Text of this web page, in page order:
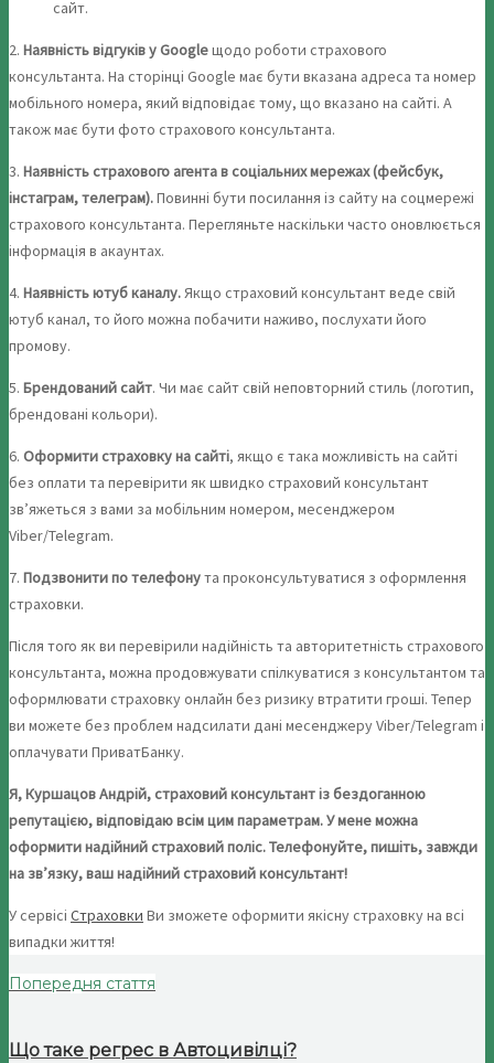
сайт.
2. Наявність відгуків у Googleщодо роботи страхового
консультанта. На сторінці Google має бути вказана адреса та номер
мобільного номера, який відповідає тому, що вказано на сайті. А
також має бути фото страхового консультанта.
3. Наявність страхового агента в соціальних мережах (фейсбук,
інстаграм, телеграм).Повинні бути посилання із сайту на соцмережі
страхового консультанта. Перегляньте наскільки часто оновлюється
інформація в акаунтах.
4. Наявність ютуб каналу.Якщо страховий консультант веде свій
ютуб канал, то його можна побачити наживо, послухати його
промову.
5. Брендований сайт. Чи має сайт свій неповторний стиль (логотип,
брендовані кольори).
6. Оформити страховку на сайті, якщо є така можливість на сайті
без оплати та перевірити як швидко страховий консультант
зв’яжеться з вами за мобільним номером, месенджером
Viber/Telegram.
7. Подзвонити по телефонута проконсультуватися з оформлення
страховки.
Після того як ви перевірили надійність та авторитетність страхового
консультанта, можна продовжувати спілкуватися з консультантом та
оформлювати страховку онлайн без ризику втратити гроші. Тепер
ви можете без проблем надсилати дані месенджеру Viber/Telegram і
оплачувати ПриватБанку.
Я, Куршацов Андрій, страховий консультант із бездоганною
репутацією, відповідаю всім цим параметрам. У мене можна
оформити надійний страховий поліс. Телефонуйте, пишіть, завжди
на зв’язку, ваш надійний страховий консультант!
У сервісі Страховки Ви зможете оформити якісну страховку на всі
випадки життя!
Попередня стаття
Що таке регрес в Автоцивілці?